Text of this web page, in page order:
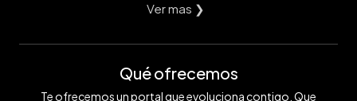
Ver mas ❯
Qué ofrecemos
Te ofrecemos un portal que evoluciona contigo. Que